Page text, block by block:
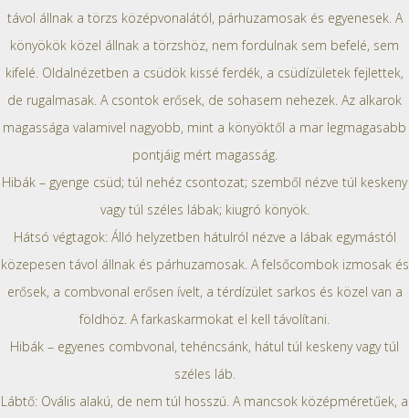
távol állnak a törzs középvonalától, párhuzamosak és egyenesek. A
könyökök közel állnak a törzshöz, nem fordulnak sem befelé, sem
kifelé. Oldalnézetben a csüdök kissé ferdék, a csüdízületek fejlettek,
de rugalmasak. A csontok erősek, de sohasem nehezek. Az alkarok
magassága valamivel nagyobb, mint a könyöktől a mar legmagasabb
pontjáig mért magasság.
Hibák – gyenge csüd; túl nehéz csontozat; szemből nézve túl keskeny
vagy túl széles lábak; kiugró könyök.
Hátsó végtagok: Álló helyzetben hátulról nézve a lábak egymástól
közepesen távol állnak és párhuzamosak. A felsőcombok izmosak és
erősek, a combvonal erősen ívelt, a térdízület sarkos és közel van a
földhöz. A farkaskarmokat el kell távolítani.
Hibák – egyenes combvonal, tehéncsánk, hátul túl keskeny vagy túl
széles láb.
Lábtő: Ovális alakú, de nem túl hosszú. A mancsok középméretűek, a